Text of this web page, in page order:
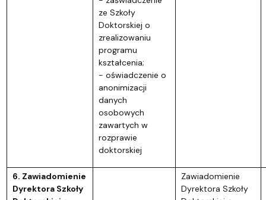
ze Szkoły
Doktorskiej o
zrealizowaniu
programu
kształcenia;
- oświadczenie o
anonimizacji
danych
osobowych
zawartych w
rozprawie
doktorskiej
6. Zawiadomienie
Dyrektora Szkoły
Zawiadomienie
Dyrektora Szkoły